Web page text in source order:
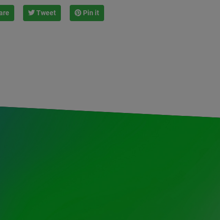
Tweet Pin it